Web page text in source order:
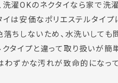
濯OKのネクタイなら家で洗濯
イは安価なポリエステルタイプ
ちしないため、水洗いしても
タイプと違って取り扱いが簡
わずかな汚れが致命的になっ